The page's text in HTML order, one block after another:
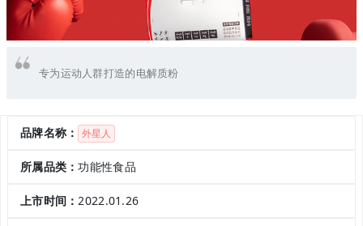
专为运动人群打造的电解质粉
品牌名称： 外星人
所属品类：功能性食品
上市时间：2022.01.26